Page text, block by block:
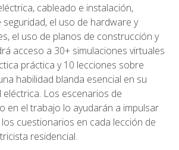
cableado e instalación,
el uso de hardware y
el uso de planos de construcción y
acceso a 30+ simulaciones virtuales
práctica y 10 lecciones sobre
habilidad blanda esencial en su
Los escenarios de
en el trabajo lo ayudarán a impulsar
cuestionarios en cada lección de
residencial.